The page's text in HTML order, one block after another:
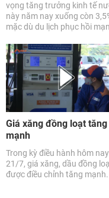
vọng tăng trưởng kinh tế
này năm nay xuống còn
mặc dù du lịch phục hồi
Giá xăng đồng loạt tăng
mạnh
Trong kỳ điều hành hôm nay
21/7, giá xăng, dầu đồng
được điều chỉnh tăng mạnh.